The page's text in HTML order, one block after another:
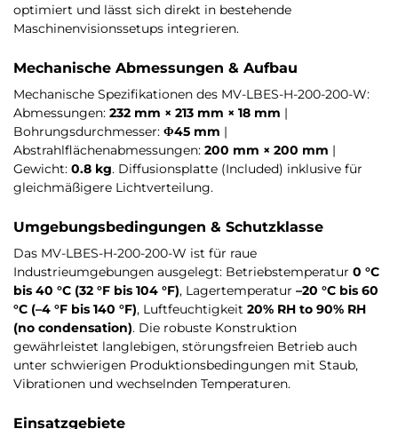
optimiert und lässt sich direkt in bestehende
Maschinenvisionssetups integrieren.
Mechanische Abmessungen & Aufbau
Mechanische Spezifikationen des MV-LBES-H-200-200-W:
Abmessungen: 232 mm × 213 mm × 18 mm |
Bohrungsdurchmesser: Φ45 mm |
Abstrahlflächenabmessungen: 200 mm × 200 mm |
Gewicht: 0.8 kg. Diffusionsplatte (Included) inklusive für
gleichmäßigere Lichtverteilung.
Umgebungsbedingungen & Schutzklasse
Das MV-LBES-H-200-200-W ist für raue
Industrieumgebungen ausgelegt: Betriebstemperatur 0 °C
bis 40 °C (32 °F bis 104 °F), Lagertemperatur –20 °C bis 60
°C (–4 °F bis 140 °F), Luftfeuchtigkeit 20% RH to 90% RH
(no condensation). Die robuste Konstruktion
gewährleistet langlebigen, störungsfreien Betrieb auch
unter schwierigen Produktionsbedingungen mit Staub,
Vibrationen und wechselnden Temperaturen.
Einsatzgebiete